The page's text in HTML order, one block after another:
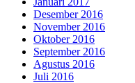
Desember 2016
November 2016
Oktober 2016
September 2016
Agustus 2016
Juli 2016